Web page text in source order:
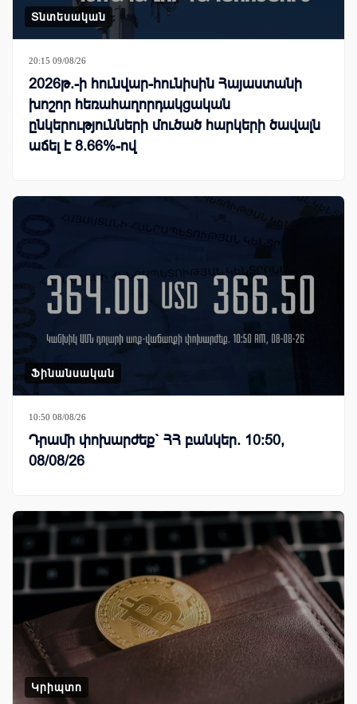
Տնտեսական
20:15 09/08/26
2026թ.-ի հունվար-հունիսին Հայաստանի
խոշոր հեռահաղորդակցական
ընկերությունների մուծած հարկերի ծավալն
աճել է 8.66%-ով
Ֆինանսական
10:50 08/08/26
Դրամի փոխարժեք` ՀՀ բանկեր. 10:50,
08/08/26
Կրիպտո